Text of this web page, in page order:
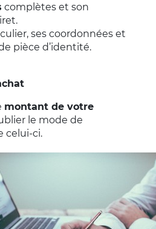
complètes et son
ses coordonnées et
pièce d’identité.
montant de votre
le mode de
celui-ci.